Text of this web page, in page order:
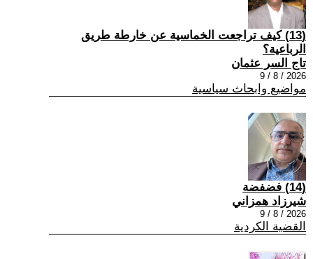
(13) كيف تراجعت الخماسية عن خارطة طريق
الرباعية؟
تاج السر عثمان
2026 / 8 / 9
مواضيع وابحاث سياسية
(14) فضفضة
شيرزاد همزاني
2026 / 8 / 9
القضية الكردية